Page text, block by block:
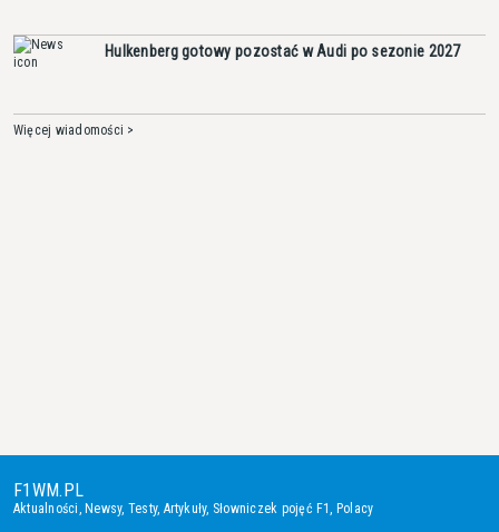
Hulkenberg gotowy pozostać w Audi po sezonie 2027
Więcej wiadomości >
F1WM.PL
Aktualności ,Newsy, Testy, Artykuły, Słowniczek pojęć F1 Polacy